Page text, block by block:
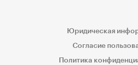
Юридическая
Согласие
Политика